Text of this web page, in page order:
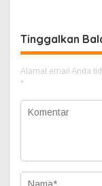
Tinggalkan
Alamat email Anda
*